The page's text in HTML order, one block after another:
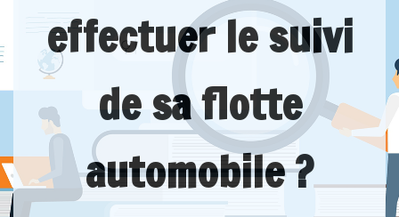
effectuer le suivi
de sa flotte
automobile ?